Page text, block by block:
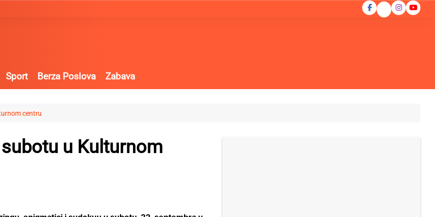
Sport Berza Poslova Zabava
centru
u Kulturnom